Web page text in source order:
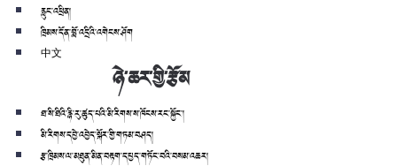
རླུང་འཕྲིན།
ཁྲིམས་དོན་བློ་འདྲིའི་འགེངས་ཤོག
中文
ཉེ་ཆར་གྱི་རྩོམ
ཐ་སི་ཐིའི་རྙི་རུ་ཚུད་པའི་མི་རིགས་ས་ཁོངས་རང་སྐྱོང་།
མི་རིགས་དབྱེ་འབྱེད་སྐོར་གྱི་གཏམ་བཤད།
རྩ་ཁྲིམས་ལ་མཐུན་མིན་བརྟག་དཔྱད་གཏོང་བའི་བསམ་འཆར།